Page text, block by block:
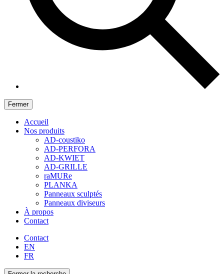
Fermer
Accueil
Nos produits
AD-coustiko
AD-PERFORA
AD-KWIET
AD-GRILLE
raMURe
PLANKA
Panneaux sculptés
Panneaux diviseurs
À propos
Contact
Contact
EN
FR